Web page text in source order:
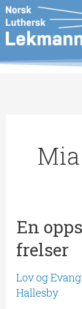
Hopp
rett
til
innholdet
En
frelser
Lov og
Hallesby
En
oppstanden
levende
frelser